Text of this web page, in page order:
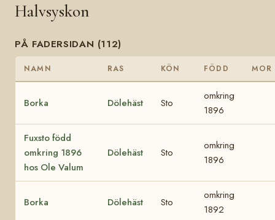
Halvsyskon
PÅ FADERSIDAN (112)
NAMN RAS KÖN FÖDD MOR
Borka Dölehäst Sto
omkring
1896
Fuxsto född
omkring 1896
hos Ole Valum
Dölehäst Sto
omkring
1896
Borka Dölehäst Sto
omkring
1892